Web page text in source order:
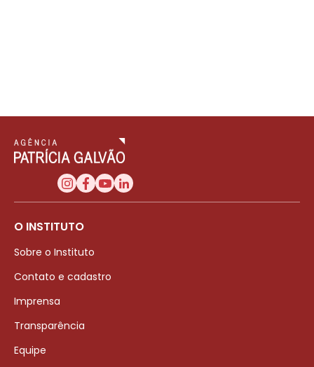
O INSTITUTO
Sobre o Instituto
Contato e cadastro
Imprensa
Transparência
Equipe